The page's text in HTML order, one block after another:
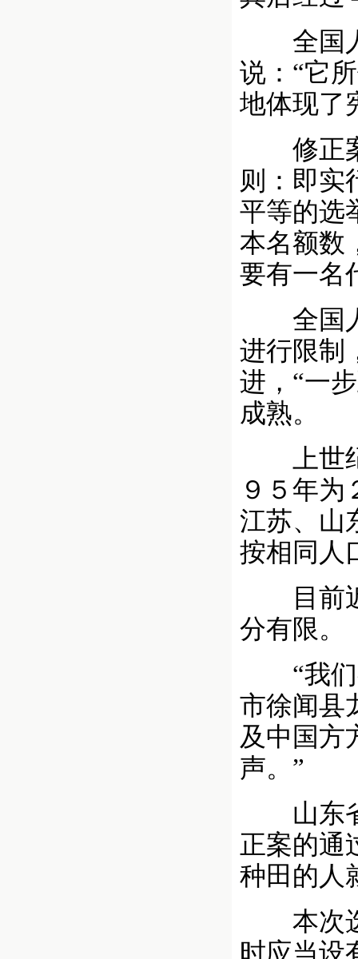
全国人
说：“它
地体现了
修正案
则：即实
平等的选
本名额数
要有一名
全国人
进行限制
进，“一
成熟。
上世纪
９５年
江苏、山
按相同人
目前近
分有限。
“我们
市徐闻县
及中国方
声。”
山东省
正案的通
种田的人
本次选
时应当设